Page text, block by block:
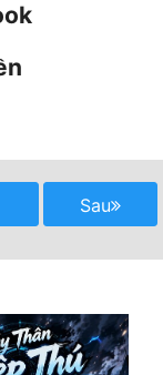
Sau